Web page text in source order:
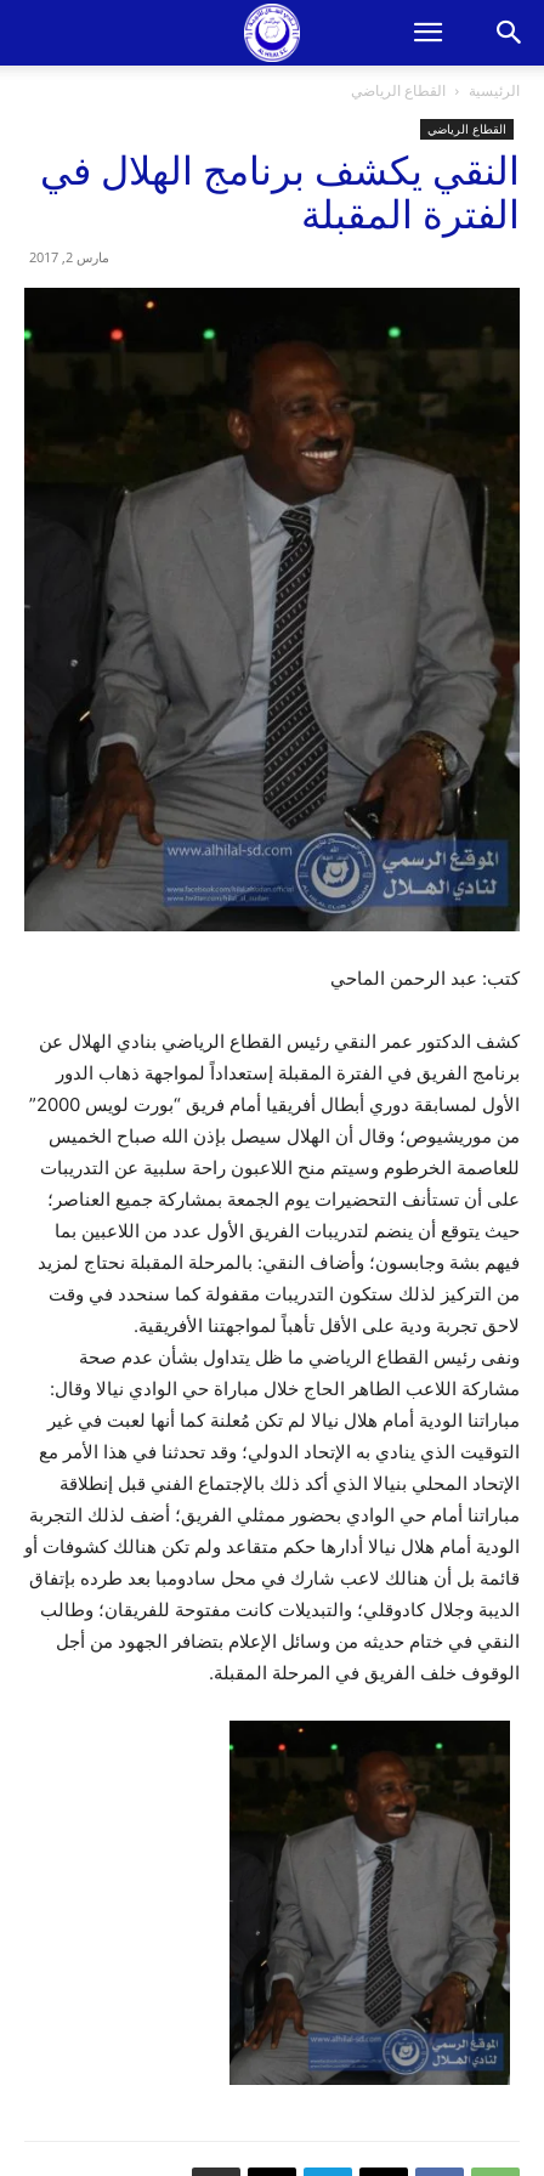
الرئيسية القطاع الرياضي
القطاع الرياضي
النقي يكشف برنامج الهلال في
الفترة المقبلة
مارس 2, 2017
كتب: عبد الرحمن الماحي
كشف الدكتور عمر النقي رئيس القطاع الرياضي بنادي الهلال عن
برنامج الفريق في الفترة المقبلة إستعداداً لمواجهة ذهاب الدور
الأول لمسابقة دوري أبطال أفريقيا أمام فريق “بورت لويس 2000”
من موريشيوص؛ وقال أن الهلال سيصل بإذن الله صباح الخميس
للعاصمة الخرطوم وسيتم منح اللاعبون راحة سلبية عن التدريبات
على أن تستأنف التحضيرات يوم الجمعة بمشاركة جميع العناصر؛
حيث يتوقع أن ينضم لتدريبات الفريق الأول عدد من اللاعبين بما
فيهم بشة وجابسون؛ وأضاف النقي: بالمرحلة المقبلة نحتاج لمزيد
من التركيز لذلك ستكون التدريبات مقفولة كما سنحدد في وقت
لاحق تجربة ودية على الأقل تأهباً لمواجهتنا الأفريقية.
ونفى رئيس القطاع الرياضي ما ظل يتداول بشأن عدم صحة
مشاركة اللاعب الطاهر الحاج خلال مباراة حي الوادي نيالا وقال:
مباراتنا الودية أمام هلال نيالا لم تكن مُعلنة كما أنها لعبت في غير
التوقيت الذي ينادي به الإتحاد الدولي؛ وقد تحدثنا في هذا الأمر مع
الإتحاد المحلي بنيالا الذي أكد ذلك بالإجتماع الفني قبل إنطلاقة
مباراتنا أمام حي الوادي بحضور ممثلي الفريق؛ أضف لذلك التجربة
الودية أمام هلال نيالا أدارها حكم متقاعد ولم تكن هنالك كشوفات أو
قائمة بل أن هنالك لاعب شارك في محل سادومبا بعد طرده بإتفاق
الديبة وجلال كادوقلي؛ والتبديلات كانت مفتوحة للفريقان؛ وطالب
النقي في ختام حديثه من وسائل الإعلام بتضافر الجهود من أجل
الوقوف خلف الفريق في المرحلة المقبلة.